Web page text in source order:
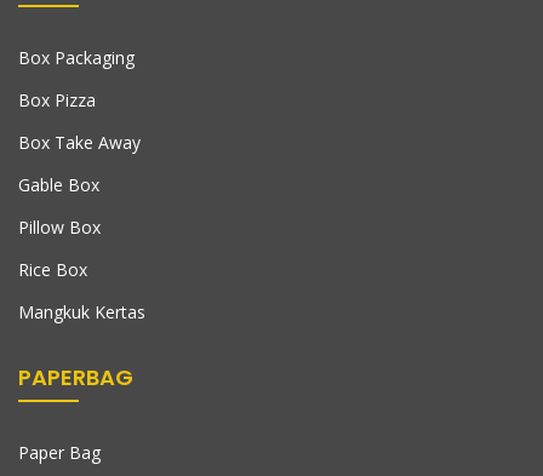
Box Packaging
Box Pizza
Box Take Away
Gable Box
Pillow Box
Rice Box
Mangkuk Kertas
PAPERBAG
Paper Bag